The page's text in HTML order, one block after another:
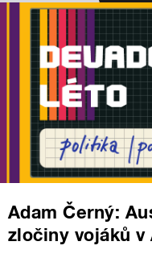
Adam Černý:
zločiny vojáků v